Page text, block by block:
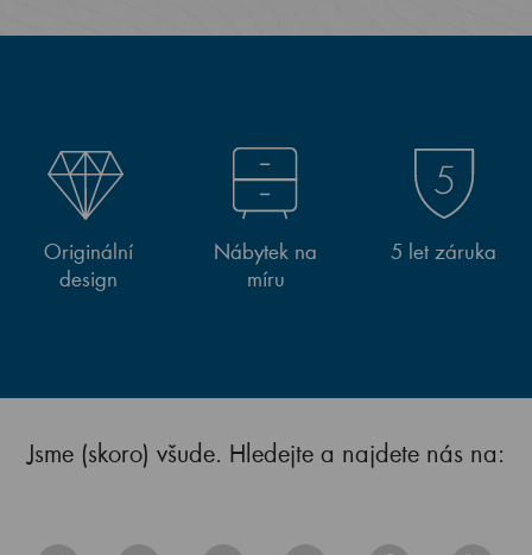
Originální
design
Nábytek na
míru
5 let záruka
Jsme (skoro) všude. Hledejte a najdete nás na: